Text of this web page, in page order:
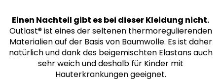
Einen Nachteil gibt es bei dieser Kleidung nicht.
Outlast® ist eines der seltenen thermoregulierenden
Materialien auf der Basis von Baumwolle. Es ist daher
natürlich und dank des beigemischten Elastans auch
sehr weich und deshalb für Kinder mit
Hauterkrankungen geeignet.